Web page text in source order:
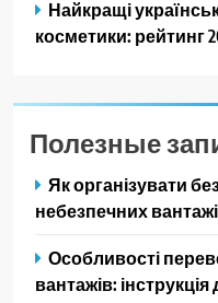
Найкращі
косметики: рейтинг
Полезные
Як організувати
небезпечних
Особливості
вантажів: